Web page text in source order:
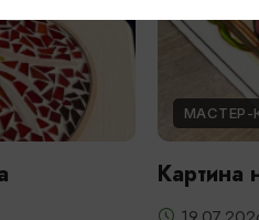
Картина